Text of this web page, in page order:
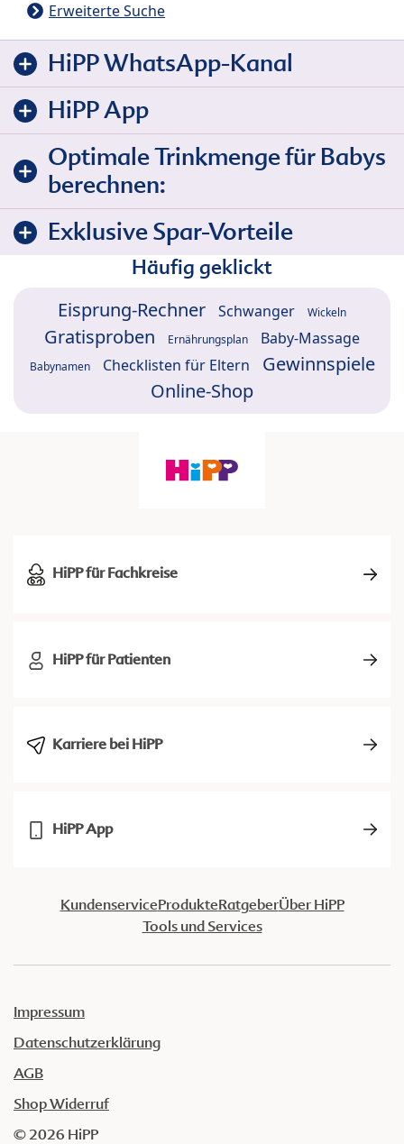
Erweiterte Suche
HiPP WhatsApp-Kanal
HiPP App
Optimale Trinkmenge für Babys
berechnen:
Exklusive Spar-Vorteile
Häufig geklickt
Eisprung-Rechner Schwanger Wickeln
Gratisproben Ernährungsplan Baby-Massage
Babynamen Checklisten für Eltern
Gewinnspiele
Online-Shop
HiPP für Fachkreise
HiPP für Patienten
Karriere bei HiPP
HiPP App
KundenserviceProdukteRatgeberÜber HiPP
Tools und Services
Impressum
Datenschutzerklärung
AGB
Shop Widerruf
© 2026 HiPP